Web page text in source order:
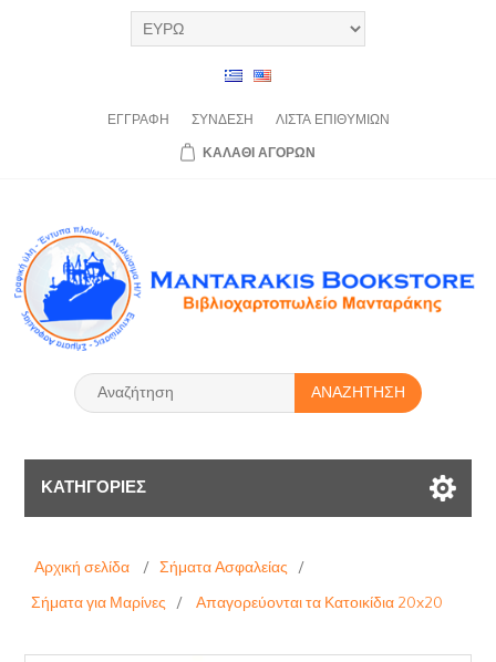
ΕΓΓΡΑΦΉ ΣΎΝΔΕΣΗ ΛΊΣΤΑ ΕΠΙΘΥΜΙΏΝ
ΚΑΛΆΘΙ ΑΓΟΡΏΝ
ΑΝΑΖΉΤΗΣΗ
ΚΑΤΗΓΟΡΊΕΣ
Αρχική σελίδα / Σήματα Ασφαλείας /
Σήματα για Μαρίνες / Απαγορεύονται τα Κατοικίδια 20x20